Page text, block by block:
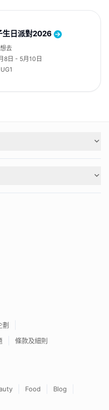
生日派對2026
去
8日 - 5月10日
劃
條款及細則
Food
Blog